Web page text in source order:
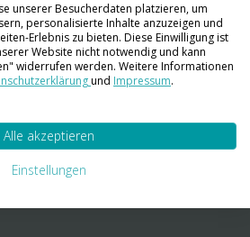
aufunserer Besucherdaten platzieren, um
personalisierte Inhalte anzuzeigen und
Erlebnis zu bieten. Diese Einwilligung ist
Website nicht notwendig und kann
widerrufen werden. Weitere Informationen
und Impressum.
Alle akzeptieren
Einstellungen